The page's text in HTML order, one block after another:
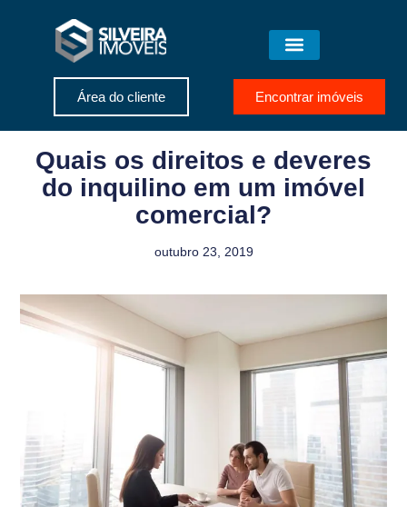
Área do cliente Encontrar imóveis
Quais os direitos e deveres
do inquilino em um imóvel
comercial?
outubro 23, 2019